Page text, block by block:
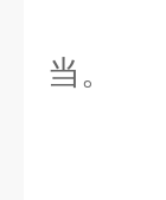
当。